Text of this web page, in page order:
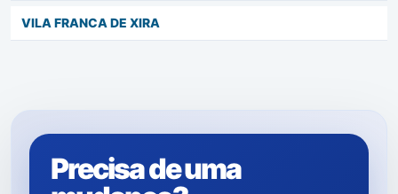
VILA FRANCA DE XIRA
Precisa de uma